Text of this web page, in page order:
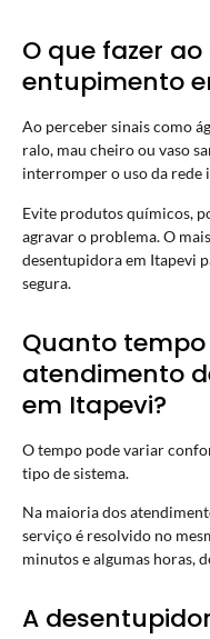
O que fazer
entupimento
Ao perceber sinais como
ralo, mau cheiro ou vaso
interromper o uso da rede
Evite produtos químicos,
agravar o problema. O
desentupidora em Itapevi
segura.
Quanto
atendimento
em Itapevi?
O tempo pode variar
tipo de sistema.
Na maioria dos
serviço é resolvido no
minutos e algumas horas,
A